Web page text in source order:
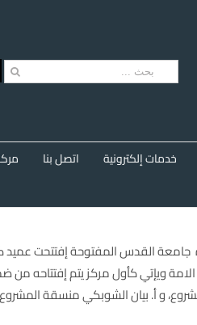
البحث
عن:
خدمات إلكترونية اتصل بنا
القدس المفتوحة إفتتحت عميد
ويإتي كأول مركز يتم إفتتاحه
و أ. بيان الشوبكي منسقة المشروع